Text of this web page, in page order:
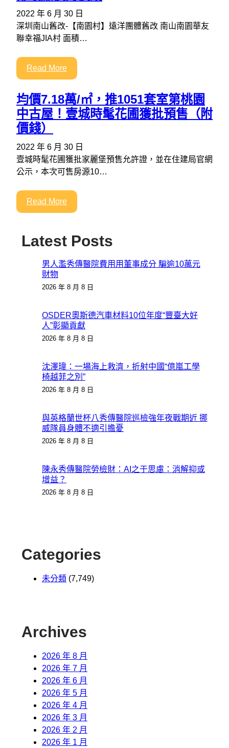
2022 年 6 月 30 日
深圳南山舊改-【南園村】遠洋團體舊改 南山南園華友
聯幸福JIA村 面積…
Read More
均價7.18萬/㎡，推1051套室第桃園
中古屋！壹城時髦花圃獲批預售（附
價錢）
2022 年 6 月 30 日
壹城時髦花圃獲批家麗堡預售允許證，並在住建局官網
公示，本次可售房源10…
Read More
Latest Posts
男人濫秀傳醫院費用用董事成分 騙逾10萬元
財物
2026 年 8 月 8 日
OSDER奧斯德汽車材料10位年度“豐臺大好
人”彰顯貢獻
2026 年 8 月 8 日
沈澤瑋：一場海上救濟，折射中國“億嵐工學
椅越菲之別”
2026 年 8 月 8 日
與英格蘭世杯八秀傳醫院巡檢強年夜戰期近 挪
威隊員身體不適引擔憂
2026 年 8 月 8 日
陳永秀傳醫院勞檢財：AI之于思慮：消解抑或
增益？
2026 年 8 月 8 日
Categories
未分類 (7,749)
Archives
2026 年 8 月
2026 年 7 月
2026 年 6 月
2026 年 5 月
2026 年 4 月
2026 年 3 月
2026 年 2 月
2026 年 1 月